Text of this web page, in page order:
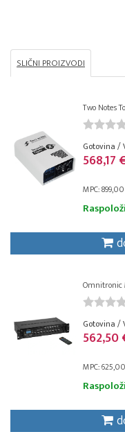
SLIČNI PROIZVODI
Two Notes
Gotovina /
568,17
MPC:
Omnitronic
Gotovina /
562,50
MPC: